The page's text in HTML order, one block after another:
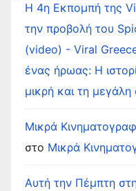
Η 4η Εκπομπή της
την προβολή του
(video) - Viral
ένας ήρωας: Η
μικρή και τη
Μικρά
στο Μικρά
Αυτή την Πέμπτη